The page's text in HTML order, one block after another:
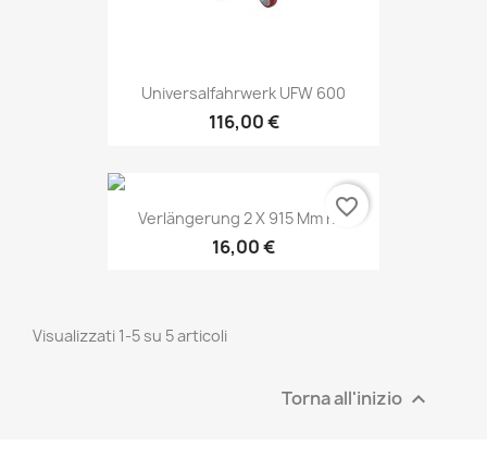
Universalfahrwerk UFW 600
116,00 €
Verlängerung 2 X 915 Mm F....
16,00 €
favorite_border
Visualizzati 1-5 su 5 articoli
Torna all'inizio 